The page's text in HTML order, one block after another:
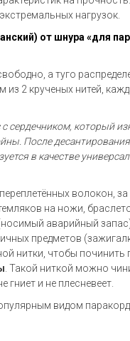
нагрузок.
от шнура «для
а туго
2 крученых нитей,
сердечником, который
После
в качестве
волокон, за
на ножи,
аварийный
предметов
нитки, чтобы
. Такой ниткой можно
и не плесневеет.
видом